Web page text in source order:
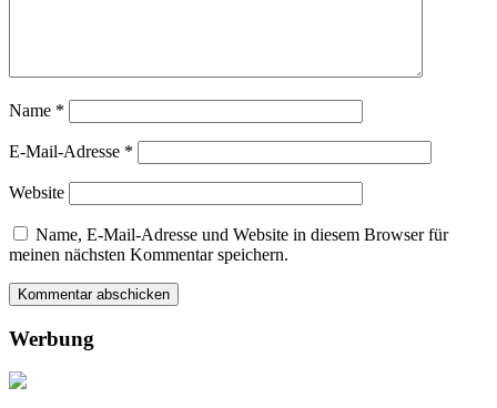
Name *
E-Mail-Adresse *
Website
Name, E-Mail-Adresse und Website in diesem Browser für
meinen nächsten Kommentar speichern.
Werbung